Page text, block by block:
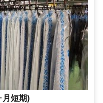
月短期)